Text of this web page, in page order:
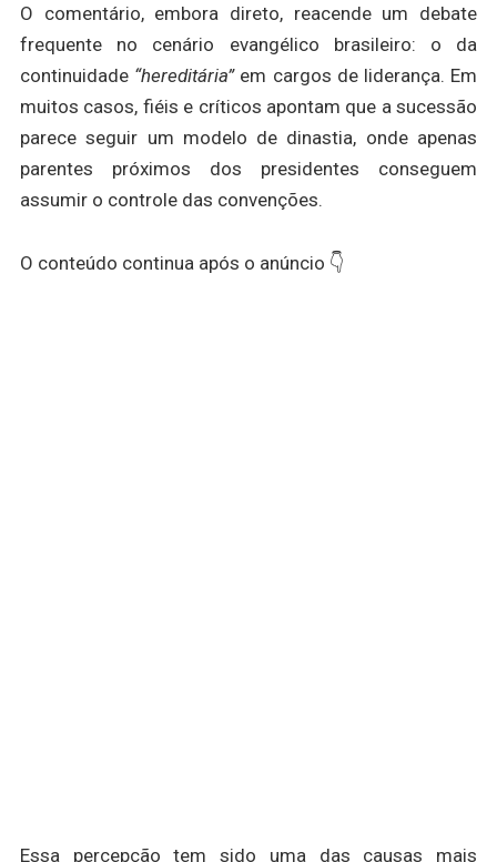
O comentário, embora direto, reacende um debate
frequente no cenário evangélico brasileiro: o da
continuidade “hereditária”em cargos de liderança. Em
muitos casos, fiéis e críticos apontam que a sucessão
parece seguir um modelo de dinastia, onde apenas
parentes próximos dos presidentes conseguem
assumir o controle das convenções.
O conteúdo continua após o anúncio 👇
Essa percepção tem sido uma das causas mais